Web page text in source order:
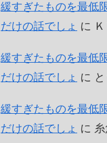
緩すぎたものを最低
だけの話でしょ に
緩すぎたものを最低
だけの話でしょ に
緩すぎたものを最低
だけの話でしょ に